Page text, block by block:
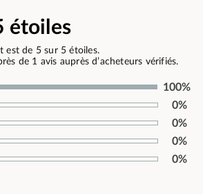
étoiles
est de 5 sur 5 étoiles.
de 1 avis auprès d’acheteurs vérifiés.
100%
0%
0%
0%
0%